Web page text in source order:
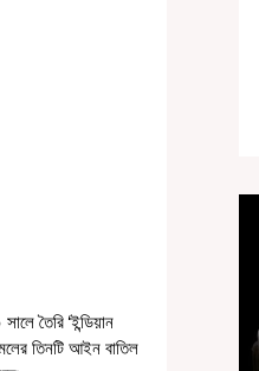
তৈরি ‘ইন্ডিয়ান
তিনটি আইন বাতিল